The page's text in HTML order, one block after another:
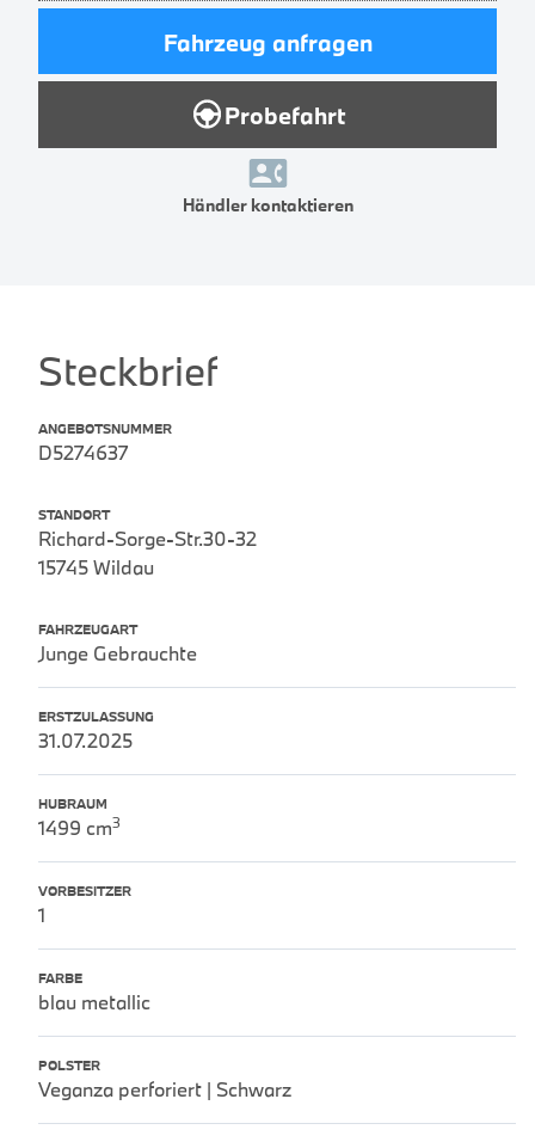
Fahrzeug anfragen
Probefahrt
Händler kontaktieren
Steckbrief
ANGEBOTSNUMMER
D5274637
STANDORT
Richard-Sorge-Str.30-32
15745 Wildau
FAHRZEUGART
Junge Gebrauchte
ERSTZULASSUNG
31.07.2025
HUBRAUM
1499 cm3
VORBESITZER
1
FARBE
blau metallic
POLSTER
Veganza perforiert | Schwarz